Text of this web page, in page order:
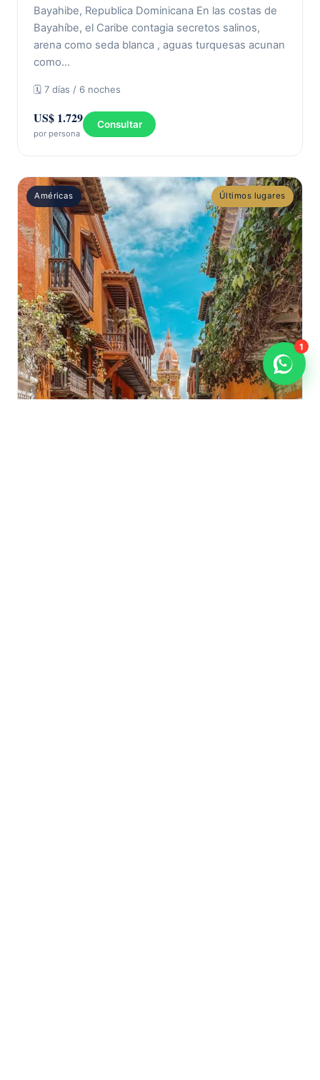
Bayahibe, Republica Dominicana En las costas de
Bayahíbe, el Caribe contagia secretos salinos,
arena como seda blanca , aguas turquesas acunan
como…
🗓 7 días / 6 noches
US$ 1.729
por persona
Consultar
Américas Últimos lugares
1